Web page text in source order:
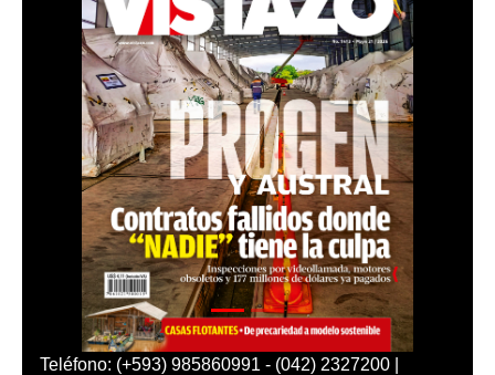
Teléfono: (+593) 985860991 - (042) 2327200 |